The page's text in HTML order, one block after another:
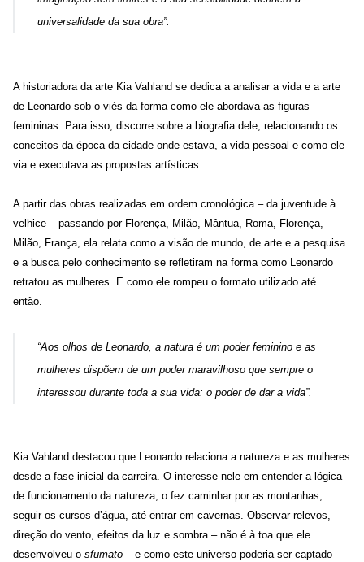
universalidade da sua obra”.
A historiadora da arte Kia Vahland se dedica a analisar a vida e a arte
de Leonardo sob o viés da forma como ele abordava as figuras
femininas. Para isso, discorre sobre a biografia dele, relacionando os
conceitos da época da cidade onde estava, a vida pessoal e como ele
via e executava as propostas artísticas.
A partir das obras realizadas em ordem cronológica – da juventude à
velhice – passando por Florença, Milão, Mântua, Roma, Florença,
Milão, França, ela relata como a visão de mundo, de arte e a pesquisa
e a busca pelo conhecimento se refletiram na forma como Leonardo
retratou as mulheres. E como ele rompeu o formato utilizado até
então.
“Aos olhos de Leonardo, anaturaé um poder feminino e as
mulheres dispõem de um poder maravilhoso que sempre o
interessou durante toda a sua vida: o poder de dar a vida”.
Kia Vahland destacou que Leonardo relaciona a natureza e as mulheres
desde a fase inicial da carreira. O interesse nele em entender a lógica
de funcionamento da natureza, o fez caminhar por as montanhas,
seguir os cursos d’água, até entrar em cavernas. Observar relevos,
direção do vento, efeitos da luz e sombra – não é à toa que ele
desenvolveu o sfumato – e como este universo poderia ser captado